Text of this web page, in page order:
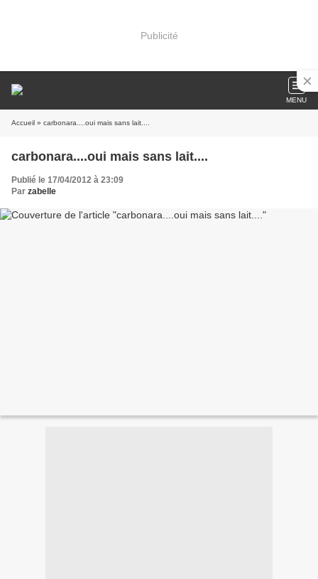
Publicité
MENU
Accueil » carbonara....oui mais sans lait....
carbonara....oui mais sans lait....
Publié le 17/04/2012 à 23:09
Par zabelle